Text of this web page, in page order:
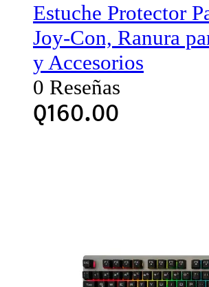
Estuche Protector
Joy-Con, Ranura
y Accesorios
0 Reseñas
Q160.00